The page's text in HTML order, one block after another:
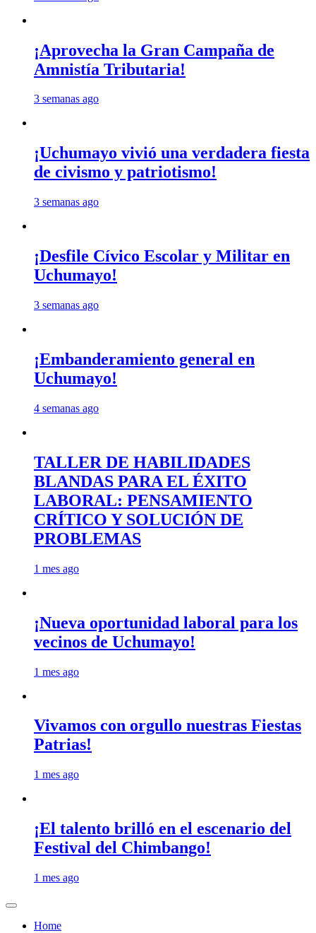
¡Aprovecha la Gran Campaña de
Amnistía Tributaria!
3 semanas ago
¡Uchumayo vivió una verdadera fiesta
de civismo y patriotismo!
3 semanas ago
¡Desfile Cívico Escolar y Militar en
Uchumayo!
3 semanas ago
¡Embanderamiento general en
Uchumayo!
4 semanas ago
TALLER DE HABILIDADES
BLANDAS PARA EL ÉXITO
LABORAL: PENSAMIENTO
CRÍTICO Y SOLUCIÓN DE
PROBLEMAS
1 mes ago
¡Nueva oportunidad laboral para los
vecinos de Uchumayo!
1 mes ago
Vivamos con orgullo nuestras Fiestas
Patrias!
1 mes ago
¡El talento brilló en el escenario del
Festival del Chimbango!
1 mes ago
Home